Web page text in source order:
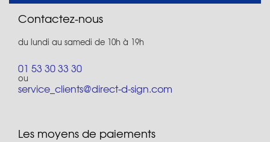
Contactez-nous
du lundi au samedi de 10h à 19h
01 53 30 33 30
ou
service_clients@direct-d-sign.com
Les moyens de paiements